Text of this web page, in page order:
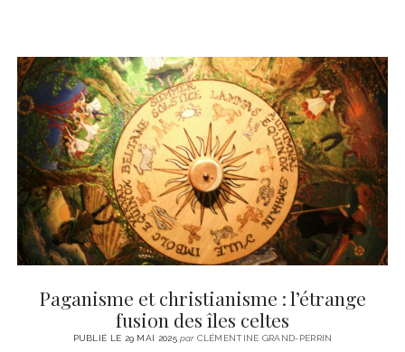
Paganisme et christianisme : l’étrange
fusion des îles celtes
PUBLIÉ LE 29 MAI 2025parCLÉMENTINE GRAND-PERRIN